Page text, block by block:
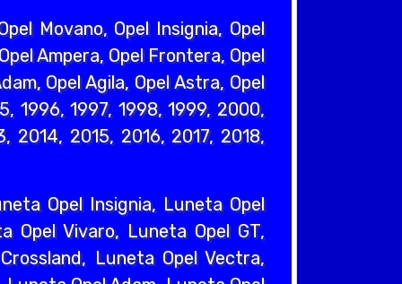
Movano, Opel Insignia, Opel
Ampera, Opel Frontera, Opel
Opel Agila, Opel Astra, Opel
1996, 1997, 1998, 1999, 2000,
2015, 2016, 2017, 2018,
Opel Insignia, Luneta Opel
Opel Vivaro, Luneta Opel GT,
Luneta Opel Vectra,